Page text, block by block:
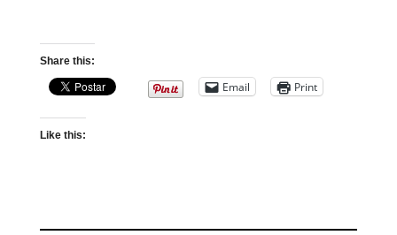
Share this:
Email Print
Like this: